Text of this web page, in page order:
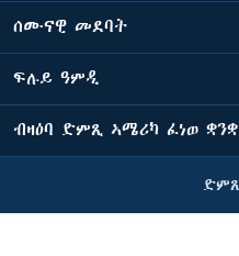
ሰሙናዊ መደባት
ፍሉይ ዓምዲ
ብዛዕባ ድምጺ ኣሜሪካ ፈነወ